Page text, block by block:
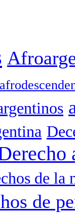
de la
de